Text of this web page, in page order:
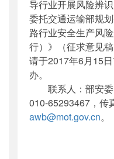
导行业开展风险辨
委托交通运输部规
路行业安全生产风
行）》（征求意见
请于2017年6月15
办。
联系人：部安委
010-65293467，传
awb@mot.gov.cn。